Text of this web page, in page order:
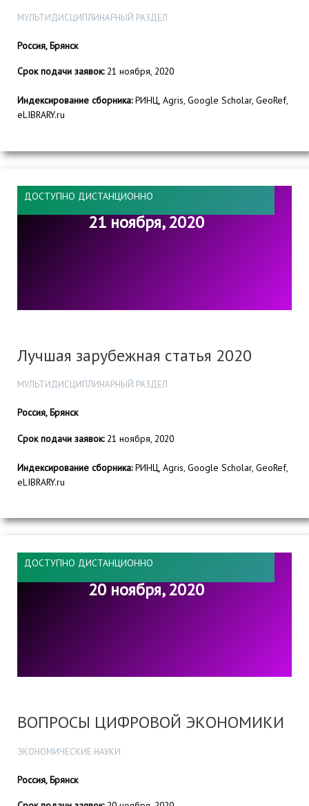
МУЛЬТИДИСЦИПЛИНАРНЫЙ РАЗДЕЛ
Россия, Брянск
Срок подачи заявок:21 ноября, 2020
Индексирование сборника:РИНЦ, Agris, Google Scholar, GeoRef,
eLIBRARY.ru
ДОСТУПНО ДИСТАНЦИОННО
21 ноября, 2020
Лучшая зарубежная статья 2020
МУЛЬТИДИСЦИПЛИНАРНЫЙ РАЗДЕЛ
Россия, Брянск
Срок подачи заявок:21 ноября, 2020
Индексирование сборника:РИНЦ, Agris, Google Scholar, GeoRef,
eLIBRARY.ru
ДОСТУПНО ДИСТАНЦИОННО
20 ноября, 2020
ВОПРОСЫ ЦИФРОВОЙ ЭКОНОМИКИ
ЭКОНОМИЧЕСКИЕ НАУКИ
Россия, Брянск